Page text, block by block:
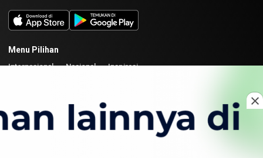
Menu Pilihan
Internasional Nasional Inspirasi
Redaksi Kirim Karya
Copyright © 2026 Analisa. All rights reserved.